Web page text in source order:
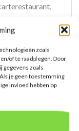
zoals
of te raadplegen. Door
gegevens zoals
je geen toestemming
invloed hebben op
en
* Televisie *
*
föhn en